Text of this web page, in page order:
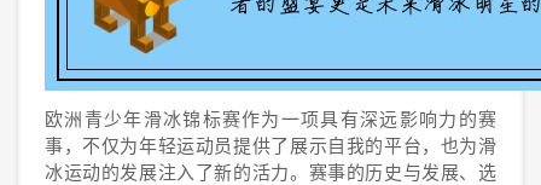
欧洲青少年滑冰锦标赛作为一项具有深远影响力的赛
事，不仅为年轻运动员提供了展示自我的平台，也为滑
冰运动的发展注入了新的活力。赛事的历史与发展、选